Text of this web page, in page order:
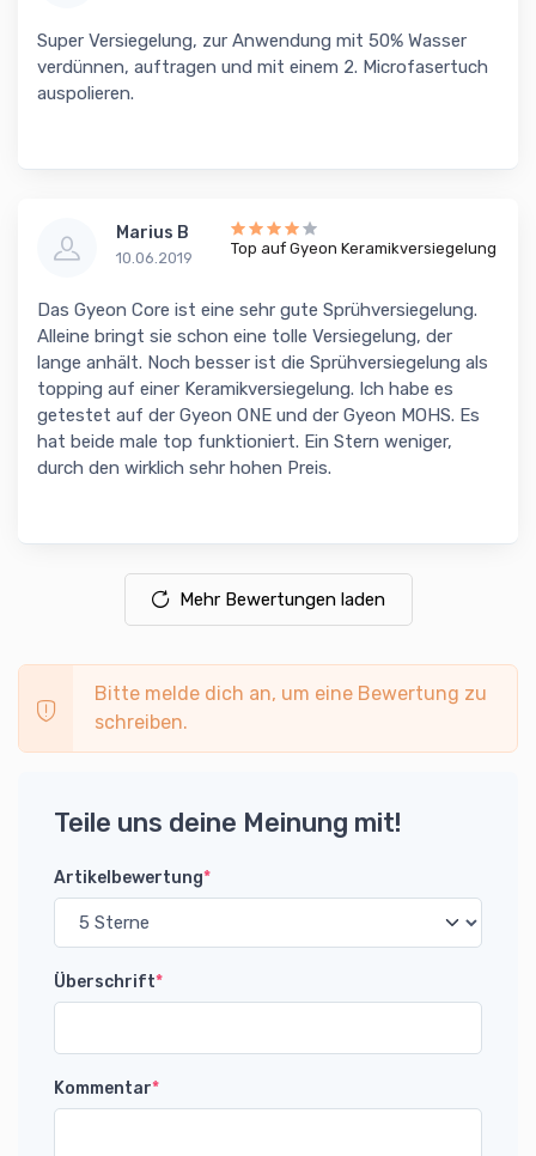
Super Versiegelung, zur Anwendung mit 50% Wasser
verdünnen, auftragen und mit einem 2. Microfasertuch
auspolieren.
Marius B
10.06.2019
Top auf Gyeon Keramikversiegelung
Das Gyeon Core ist eine sehr gute Sprühversiegelung.
Alleine bringt sie schon eine tolle Versiegelung, der
lange anhält. Noch besser ist die Sprühversiegelung als
topping auf einer Keramikversiegelung. Ich habe es
getestet auf der Gyeon ONE und der Gyeon MOHS. Es
hat beide male top funktioniert. Ein Stern weniger,
durch den wirklich sehr hohen Preis.
Mehr Bewertungen laden
Bitte melde dich an, um eine Bewertung zu
schreiben.
Teile uns deine Meinung mit!
Artikelbewertung*
Überschrift*
Kommentar*